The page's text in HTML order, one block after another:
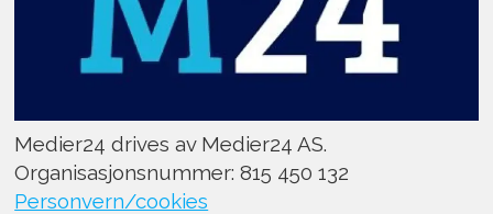
Medier24 drives av Medier24 AS.
Organisasjonsnummer: 815 450 132
Personvern/cookies